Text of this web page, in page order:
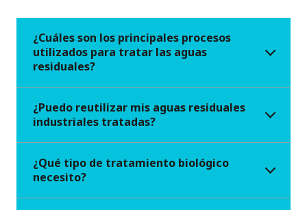
¿Cuáles son los principales procesos
utilizados para tratar las aguas
residuales?
¿Puedo reutilizar mis aguas residuales
industriales tratadas?
¿Qué tipo de tratamiento biológico
necesito?